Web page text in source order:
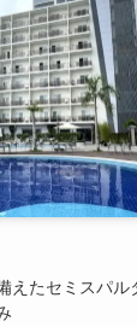
えたセミスパル